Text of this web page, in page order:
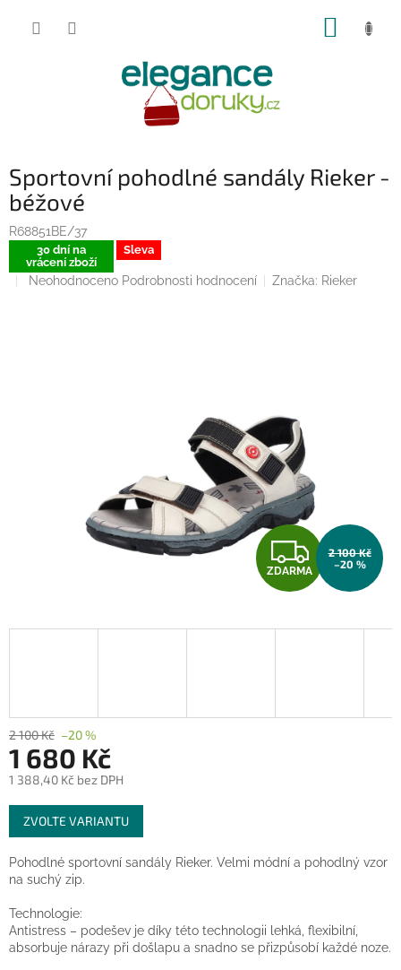
Sportovní pohodlné sandály Rieker -
béžové
R68851BE/37
30 dní na
vrácení zboží
Sleva
Průměrné
Neohodnoceno Podrobnosti hodnocení Značka: Rieker
Z
D
A
ZDARMA
2 100 Kč
–20 %
2 100 Kč –20 %
1 680 Kč
1 388,40 Kč bez DPH
Měrná
cena:
ZVOLTE VARIANTU
Pohodlné sportovní sandály Rieker. Velmi módní a pohodlný vzor
na suchý zip.
Technologie:
Antistress – podešev je díky této technologii lehká, flexibilní,
absorbuje nárazy při došlapu a snadno se přizpůsobí každé noze.